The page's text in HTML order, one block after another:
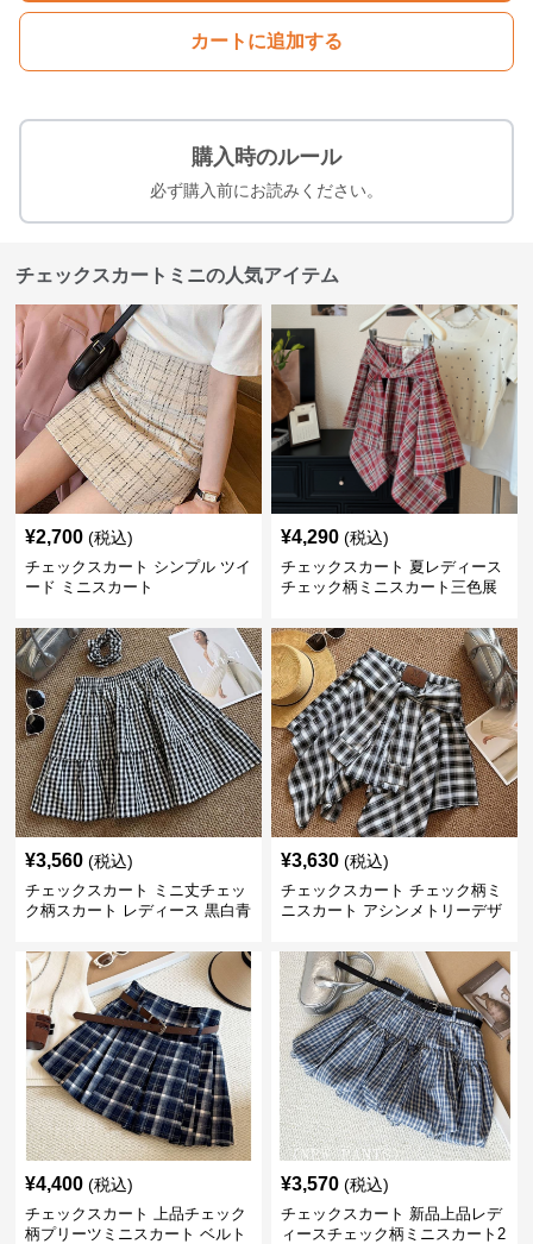
カートに追加する
購入時のルール
必ず購入前にお読みください。
チェックスカートミニの人気アイテム
¥2,700 (税込)
チェックスカート シンプル ツイ
ード ミニスカート
¥4,290 (税込)
チェックスカート 夏レディース
チェック柄ミニスカート三色展
¥3,560 (税込)
チェックスカート ミニ丈チェッ
ク柄スカート レディース 黒白青
¥3,630 (税込)
チェックスカート チェック柄ミ
ニスカート アシンメトリーデザ
¥4,400 (税込)
チェックスカート 上品チェック
柄プリーツミニスカート ベルト
¥3,570 (税込)
チェックスカート 新品上品レデ
ィースチェック柄ミニスカート2